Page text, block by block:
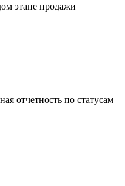
этапе продажи
отчетность по статусам